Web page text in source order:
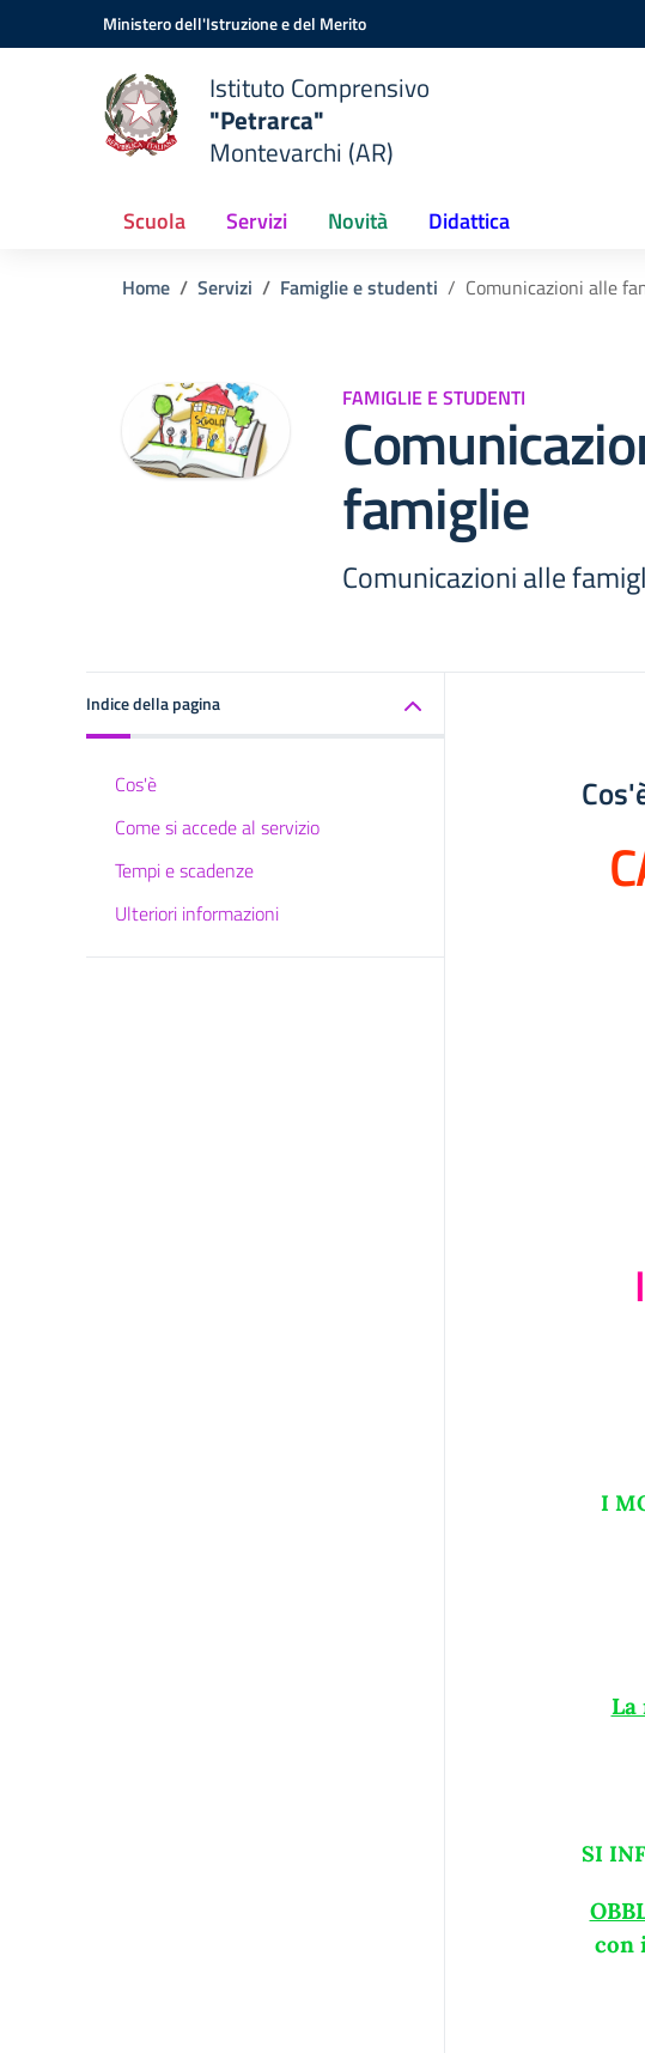
Vai ai contenuti
Vai al menu di navigazioneMinistero dell'Istruzione e del Merito
Istituto Comprensivo
"Petrarca"
Montevarchi (AR)
Scuola Servizi Novità Didattica
Home Servizi Famiglie e studenti Comunicazioni alle
FAMIGLIE E STUDENTI
famiglie
Comunicazioni alle
Indice della pagina
Cos'è
Come si accede al servizio
Tempi e scadenze
Ulteriori informazioni
I
La
SI
con